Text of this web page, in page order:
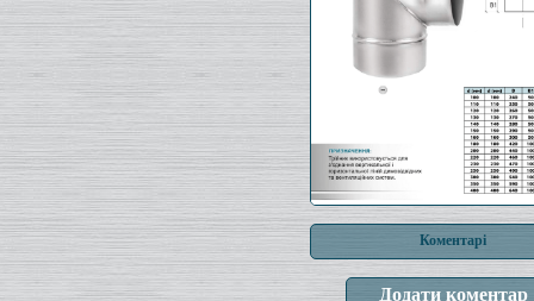
Коментарі